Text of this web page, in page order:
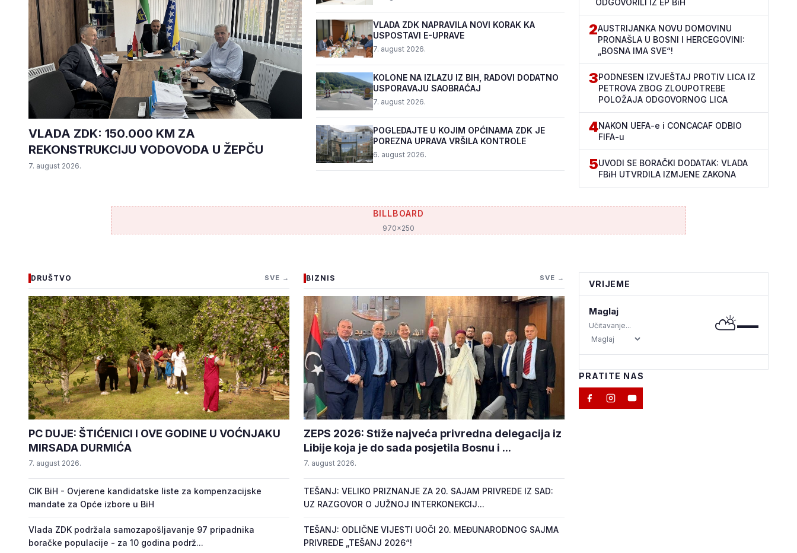
VLADA ZDK: 150.000 KM ZA
REKONSTRUKCIJU VODOVODA U ŽEPČU
7. august 2026.
VLADA ZDK NAPRAVILA NOVI KORAK KA
USPOSTAVI E-UPRAVE
7. august 2026.
KOLONE NA IZLAZU IZ BIH, RADOVI DODATNO
USPORAVAJU SAOBRAĆAJ
7. august 2026.
POGLEDAJTE U KOJIM OPĆINAMA ZDK JE
POREZNA UPRAVA VRŠILA KONTROLE
6. august 2026.
ODGOVORILI IZ EP BiH
2AUSTRIJANKA NOVU DOMOVINU
PRONAŠLA U BOSNI I HERCEGOVINI:
„BOSNA IMA SVE“!
3PODNESEN IZVJEŠTAJ PROTIV LICA IZ
PETROVA ZBOG ZLOUPOTREBE
POLOŽAJA ODGOVORNOG LICA
4NAKON UEFA-e i CONCACAF ODBIO
FIFA-u
5UVODI SE BORAČKI DODATAK: VLADA
FBiH UTVRDILA IZMJENE ZAKONA
BILLBOARD
970x250
DRUŠTVO SVE →
PC DUJE: ŠTIĆENICI I OVE GODINE U VOĆNJAKU
MIRSADA DURMIĆA
7. august 2026.
CIK BiH - Ovjerene kandidatske liste za kompenzacijske
mandate za Opće izbore u BiH
Vlada ZDK podržala samozapošljavanje 97 pripadnika
boračke populacije - za 10 godina podrž...
BIZNIS SVE →
ZEPS 2026: Stiže najveća privredna delegacija iz
Libije koja je do sada posjetila Bosnu i ...
7. august 2026.
TEŠANJ: VELIKO PRIZNANJE ZA 20. SAJAM PRIVREDE IZ SAD:
UZ RAZGOVOR O JUŽNOJ INTERKONEKCIJ...
TEŠANJ: ODLIČNE VIJESTI UOČI 20. MEĐUNARODNOG SAJMA
PRIVREDE „TEŠANJ 2026“!
VRIJEME
Maglaj
Učitavanje... ⛅—
PRATITE NAS